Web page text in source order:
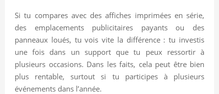
Si tu compares avec des affiches imprimées en série,
des emplacements publicitaires payants ou des
panneaux loués, tu vois vite la différence : tu investis
une fois dans un support que tu peux ressortir à
plusieurs occasions. Dans les faits, cela peut être bien
plus rentable, surtout si tu participes à plusieurs
événements dans l’année.